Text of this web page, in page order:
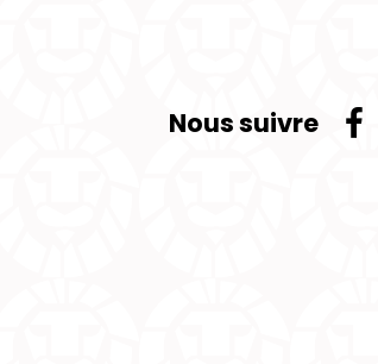
Nous suivre